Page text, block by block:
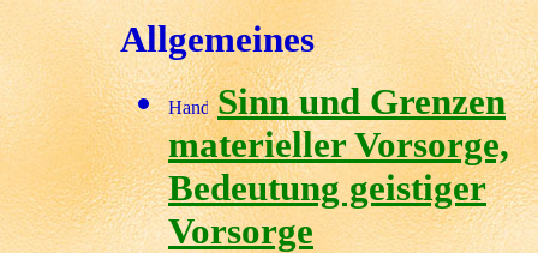
Allgemeines
Sinn und Grenzen
materieller Vorsorge,
Bedeutung geistiger
Vorsorge